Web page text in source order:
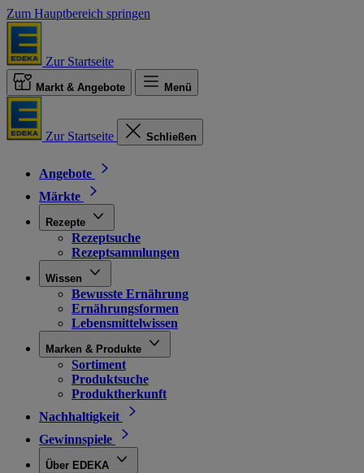
Zum Hauptbereich springen
Zur Startseite
Markt & Angebote Menü
Zur Startseite Schließen
Angebote
Märkte
Rezepte
Rezeptsuche
Rezeptsammlungen
Wissen
Bewusste Ernährung
Ernährungsformen
Lebensmittelwissen
Marken & Produkte
Sortiment
Produktsuche
Produktherkunft
Nachhaltigkeit
Gewinnspiele
Über EDEKA